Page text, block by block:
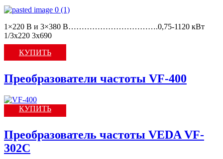
1×220 В и 3×380 В…………………………….0,75-1120 кВт
1/3x220 3х690
КУПИТЬ
Преобразователи частоты VF-400
КУПИТЬ
Преобразователь частоты VEDA VF-
302C